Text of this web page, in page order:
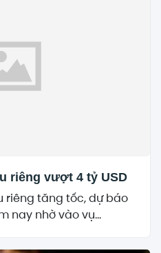
riêng vượt 4 tỷ USD
riêng tăng tốc, dự báo
nay nhờ vào vụ...